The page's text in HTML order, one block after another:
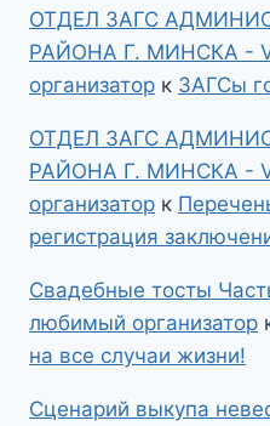
ОТДЕЛ ЗАГС
РАЙОНА Г. МИНСКА -
организатор к ЗАГСы
ОТДЕЛ ЗАГС
РАЙОНА Г. МИНСКА -
организатор к
регистрация
Свадебные тосты
любимый организатор
на все случаи жизни!
Сценарий выкупа